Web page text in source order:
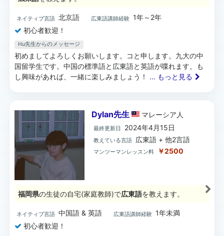
ネイティブ言語 北京語 広東語講師経験 1年～2年
初心者歓迎！
Hu先生からのメッセージ
初めましてよろしくお願いします。コと申します。九大の中
国留学生です。中国の標準語と広東語と英語が喋れます。も
し興味があれば、一緒に楽しみましょう！ ... もっと見る
Dylan先生 マレーシア 人
最終更新日 2024年4月15日
教えている言語 広東語 + 他2言語
マンツーマンレッスン料 ￥2500
福岡県の生徒の自宅(家庭教師)で広東語を教えます。
ネイティブ言語 中国語 & 英語 広東語講師経験 1年未満
初心者歓迎！